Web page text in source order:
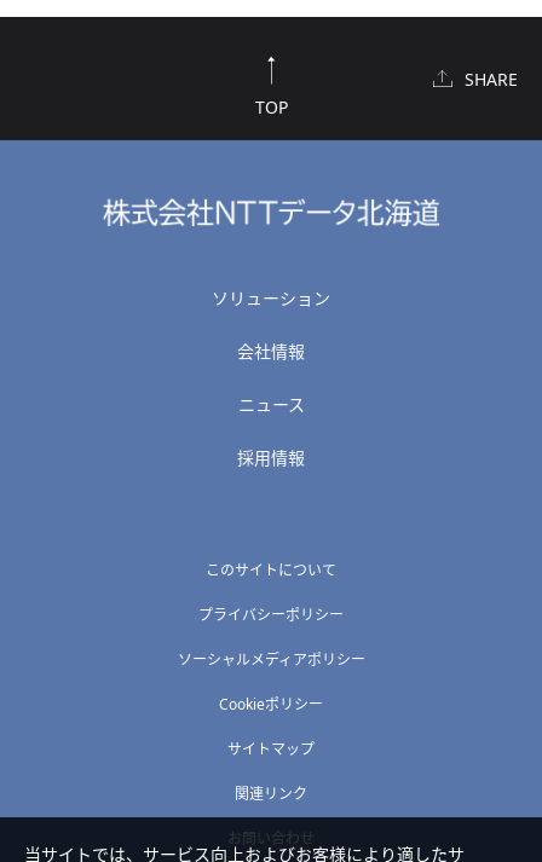
TOP
SHARE
ソリューション
会社情報
ニュース
採用情報
このサイトについて
プライバシーポリシー
ソーシャルメディアポリシー
Cookieポリシー
サイトマップ
関連リンク
お問い合わせ
当サイトでは、サービス向上およびお客様により適したサ